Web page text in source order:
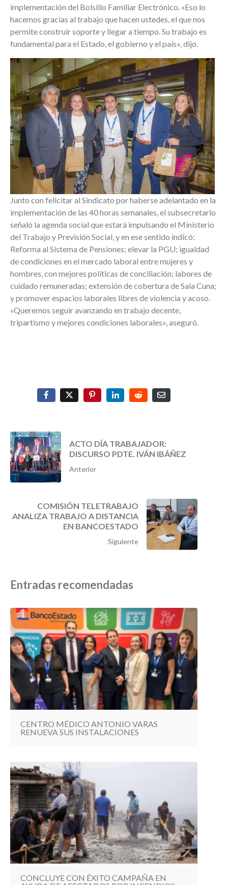
implementación del Bolsillo Familiar Electrónico. «Eso lo
hacemos gracias al trabajo que hacen ustedes, el que nos
permite construir soporte y llegar a tiempo. Su trabajo es
fundamental para el Estado, el gobierno y el país», dijo.
Junto con felicitar al Sindicato por haberse adelantado en la
implementación de las 40 horas semanales, el subsecretario
señaló la agenda social que estará impulsando el Ministerio
del Trabajo y Previsión Social, y en ese sentido indicó:
Reforma al Sistema de Pensiones; elevar la PGU; igualdad
de condiciones en el mercado laboral entre mujeres y
hombres, con mejores políticas de conciliación; labores de
cuidado remuneradas; extensión de cobertura de Sala Cuna;
y promover espacios laborales libres de violencia y acoso.
«Queremos seguir avanzando en trabajo decente,
tripartismo y mejores condiciones laborales», aseguró.
ACTO DÍA TRABAJADOR:
DISCURSO PDTE. IVÁN IBÁÑEZ
Anterior
COMISIÓN TELETRABAJO
ANALIZA TRABAJO A DISTANCIA
EN BANCOESTADO
Siguiente
Entradas recomendadas
CENTRO MÉDICO ANTONIO VARAS
RENUEVA SUS INSTALACIONES
CONCLUYE CON ÉXITO CAMPAÑA EN